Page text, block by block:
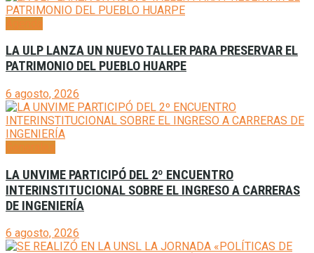
LA ULP LANZA UN NUEVO TALLER PARA PRESERVAR EL
PATRIMONIO DEL PUEBLO HUARPE
6 agosto, 2026
LA UNVIME PARTICIPÓ DEL 2º ENCUENTRO
INTERINSTITUCIONAL SOBRE EL INGRESO A CARRERAS
DE INGENIERÍA
6 agosto, 2026